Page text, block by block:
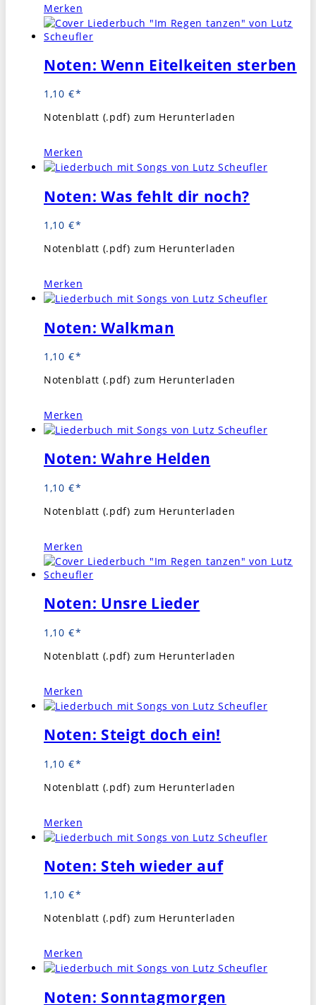
Merken
Noten: Wenn Eitelkeiten sterben
1,10 €
Notenblatt (.pdf) zum Herunterladen
Merken
Noten: Was fehlt dir noch?
1,10 €
Notenblatt (.pdf) zum Herunterladen
Merken
Noten: Walkman
1,10 €
Notenblatt (.pdf) zum Herunterladen
Merken
Noten: Wahre Helden
1,10 €
Notenblatt (.pdf) zum Herunterladen
Merken
Noten: Unsre Lieder
1,10 €
Notenblatt (.pdf) zum Herunterladen
Merken
Noten: Steigt doch ein!
1,10 €
Notenblatt (.pdf) zum Herunterladen
Merken
Noten: Steh wieder auf
1,10 €
Notenblatt (.pdf) zum Herunterladen
Merken
Noten: Sonntagmorgen